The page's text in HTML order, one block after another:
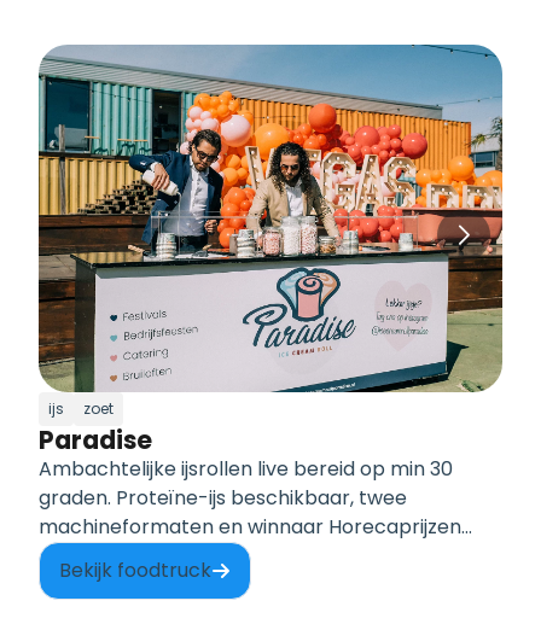
ijs zoet
Paradise
Ambachtelijke ijsrollen live bereid op min 30
graden. Proteïne-ijs beschikbaar, twee
machineformaten en winnaar Horecaprijzen
2019.
Bekijk foodtruck